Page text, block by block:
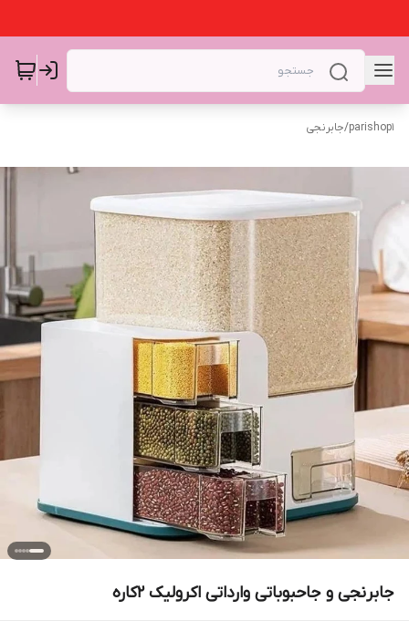
parishop1
/جابرنجی
جابرنجی و جاحبوباتی وارداتی اکرولیک ۲کاره